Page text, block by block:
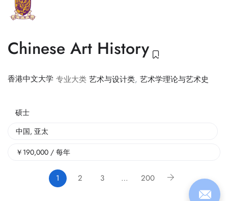
Chinese Art History
香港中文大学 专业大类 艺术与设计类, 艺术学理论与艺术史
硕士
中国, 亚太
￥ 190,000 / 每年
1 2 3 … 200